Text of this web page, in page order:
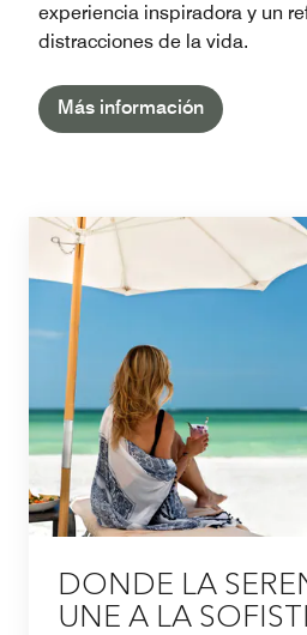
experiencia inspiradora y un
distracciones de la vida.
Más información
DONDE LA
UNE A LA